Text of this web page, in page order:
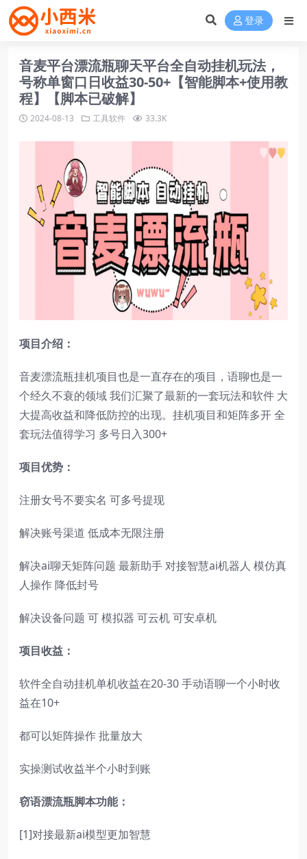
登录
音麦平台漂流瓶聊天平台全自动挂机玩法，
号称单窗口日收益30-50+【智能脚本+使用教
程】【脚本已破解】
2024-08-13 工具软件 33.3K
项目介绍：
音麦漂流瓶挂机项目也是一直存在的项目，语聊也是一
个经久不衰的领域 我们汇聚了最新的一套玩法和软件 大
大提高收益和降低防控的出现。挂机项目和矩阵多开 全
套玩法值得学习 多号日入300+
项目优势：
注册女号不要实名 可多号提现
解决账号渠道 低成本无限注册
解决ai聊天矩阵问题 最新助手 对接智慧ai机器人 模仿真
人操作 降低封号
解决设备问题 可 模拟器 可云机 可安卓机
项目收益：
软件全自动挂机单机收益在20-30 手动语聊一个小时收
益在10+
都可以矩阵操作 批量放大
实操测试收益半个小时到账
窃语漂流瓶脚本功能：
[1]对接最新ai模型更加智慧